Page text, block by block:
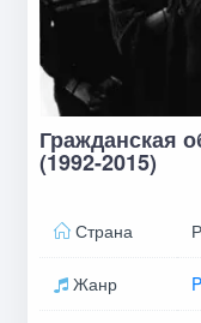
Гражданская
(1992-2015)
Страна
Жанр